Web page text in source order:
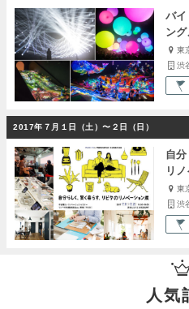
バ
ン
東
渋
2017年７月１日（土）〜２日（日）
自
リ
東
渋
人気